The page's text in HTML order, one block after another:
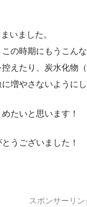
いました。
の時期にもうこん
えたり、炭水化物
増やさないように
たいと思います！
うございました！
スポンサーリン